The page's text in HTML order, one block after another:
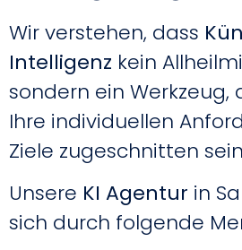
Wir verstehen, dass
Intelligenz kein
sondern ein
Ihre individuellen
Ziele zugeschnitten
Unsere KI Agentur in
sich durch folgende